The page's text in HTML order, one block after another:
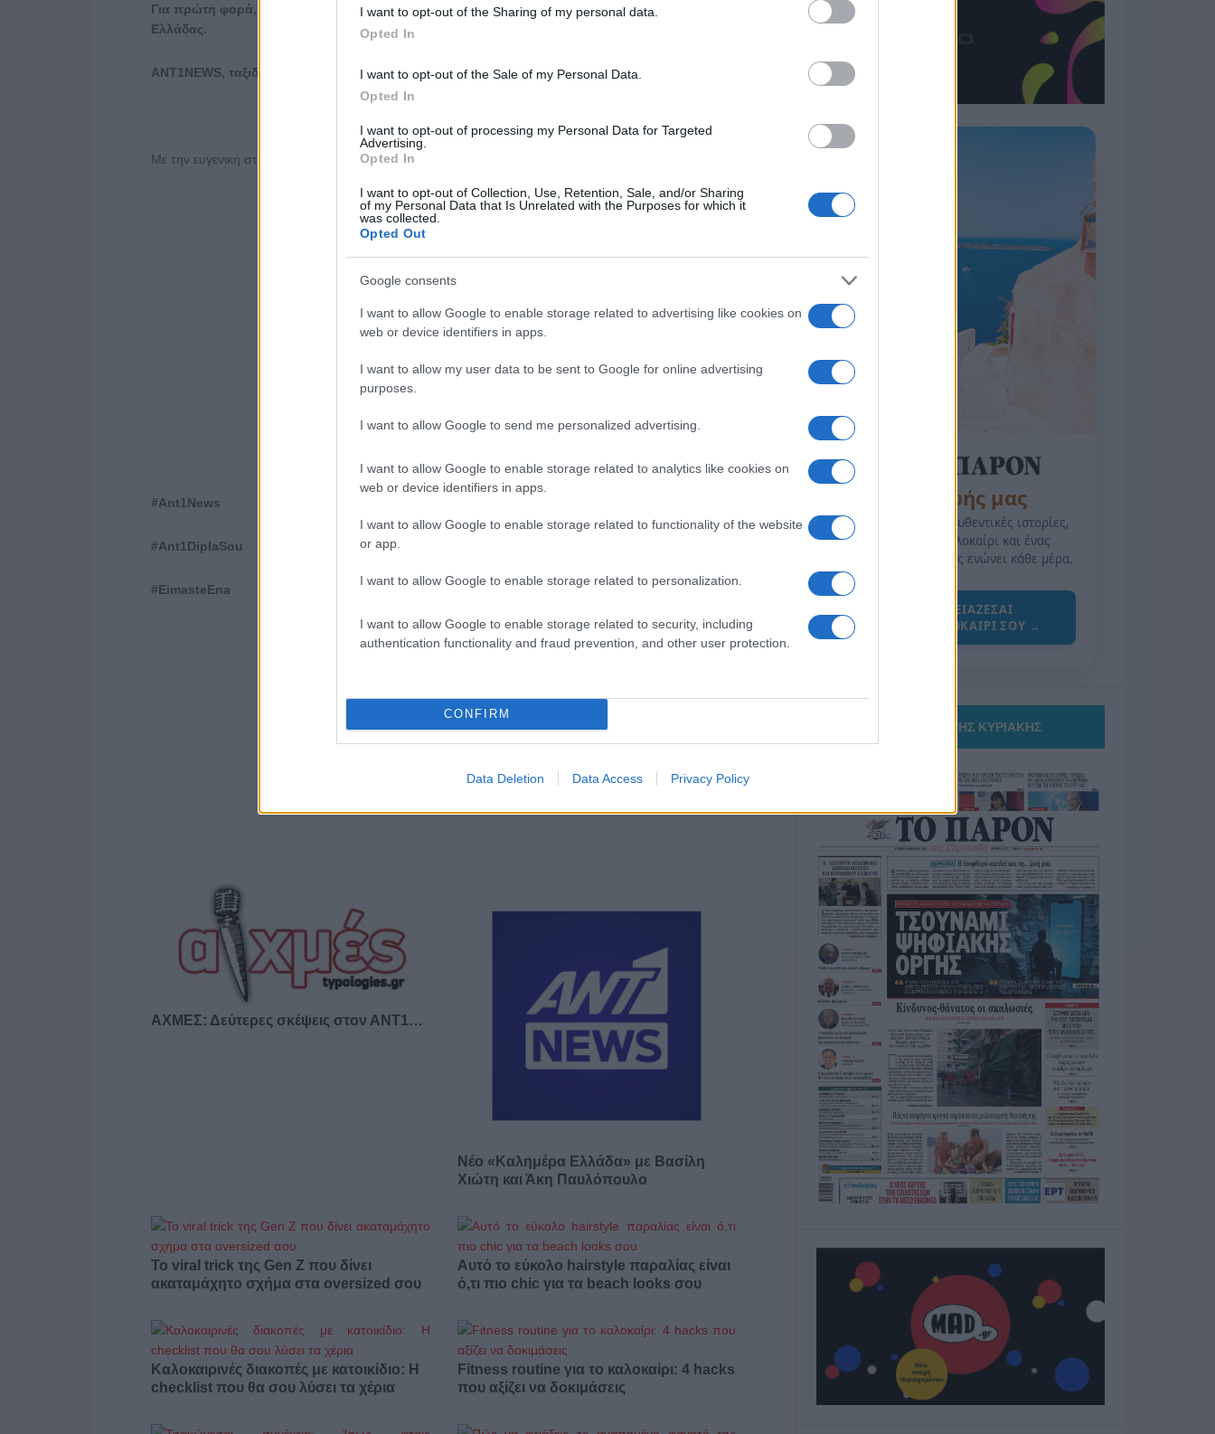
I want to opt-out of the Sharing of my personal data.
Opted In
I want to opt-out of the Sale of my Personal Data.
Opted In
I want to opt-out of processing my Personal Data for Targeted
Advertising.
Opted In
I want to opt-out of Collection, Use, Retention, Sale, and/or Sharing
of my Personal Data that Is Unrelated with the Purposes for which it
was collected.
Opted Out
Google consents
I want to allow Google to enable storage related to advertising like cookies on
web or device identifiers in apps.
I want to allow my user data to be sent to Google for online advertising
purposes.
I want to allow Google to send me personalized advertising.
I want to allow Google to enable storage related to analytics like cookies on
web or device identifiers in apps.
I want to allow Google to enable storage related to functionality of the website
or app.
I want to allow Google to enable storage related to personalization.
I want to allow Google to enable storage related to security, including
authentication functionality and fraud prevention, and other user protection.
CONFIRM
Data Deletion Data Access Privacy Policy
Για πρώτη φορά, ένα δελτίο ειδήσεων κάθε βράδυ ζωντανά και από μία διαφορετική γωνιά της
Ελλάδας.
ANT1 NEWS, ταξιδεύουμε δίπλα σου στην καρδιά της είδησης.
Με την ευγενική στήριξη της αεροπορικής εταιρίας Sky Express.
#Ant1News
#Ant1DiplaSou
#EimasteEna
ΑΧΜΕΣ: Δεύτερες σκέψεις στον ΑΝΤ1…
Νέο «Καλημέρα Ελλάδα» με Βασίλη
Χιώτη και Άκη Παυλόπουλο
Το viral trick της Gen Z που δίνει
ακαταμάχητο σχήμα στα oversized σου
Αυτό το εύκολο hairstyle παραλίας είναι
ό,τι πιο chic για τα beach looks σου
Καλοκαιρινές διακοπές με κατοικίδιο: Η
checklist που θα σου λύσει τα χέρια
Fitness routine για το καλοκαίρι: 4 hacks
που αξίζει να δοκιμάσεις
της Ζωής μας
Οι άνθρωποι, οι αυθεντικές ιστορίες,
το ελληνικό καλοκαίρι και ένας
πολιτισμός που μας ενώνει κάθε μέρα.
ΟΣΑ ΧΡΕΙΑΖΕΣΑΙ
ΓΙΑ ΤΟ ΚΑΛΟΚΑΙΡΙ ΣΟΥ →
ΤΟ ΠΑΡΟΝ ΤΗΣ ΚΥΡΙΑΚΗΣ